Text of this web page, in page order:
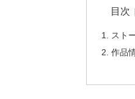
目次
スト
作品